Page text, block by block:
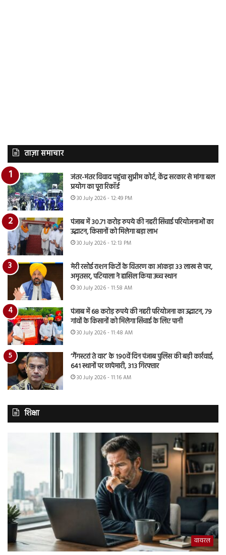
ताज़ा समाचार
जंतर-मंतर विवाद पहुंचा सुप्रीम कोर्ट, केंद्र सरकार से मांगा बल
प्रयोग का पूरा रिकॉर्ड
30 July 2026 - 12:49 PM
पंजाब में 30.71 करोड़ रुपये की नहरी सिंचाई परियोजनाओं का
उद्घाटन, किसानों को मिलेगा बड़ा लाभ
30 July 2026 - 12:13 PM
मेरी रसोई राशन किटों के वितरण का आंकड़ा 33 लाख से पार,
अमृतसर, पटियाला ने हासिल किया उच्च स्थान
30 July 2026 - 11:58 AM
पंजाब में 68 करोड़ रुपये की नहरी परियोजना का उद्घाटन, 79
गांवों के किसानों को मिलेगा सिंचाई के लिए पानी
30 July 2026 - 11:48 AM
‘गैंगस्टरां ते वार’ के 190वें दिन पंजाब पुलिस की बड़ी कार्रवाई,
641 स्थानों पर छापेमारी, 313 गिरफ्तार
30 July 2026 - 11:16 AM
शिक्षा
वायरल